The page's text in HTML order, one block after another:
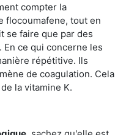
compter la
flocoumafene, tout en
se faire que par des
ce qui concerne les
répétitive. Ils
de coagulation. Cela
la vitamine K.